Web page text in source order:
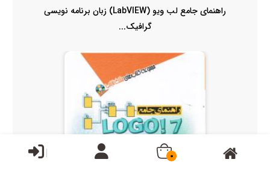
راهنمای جامع لب ویو (LabVIEW) زبان برنامه نویسی
گرافیک...
0